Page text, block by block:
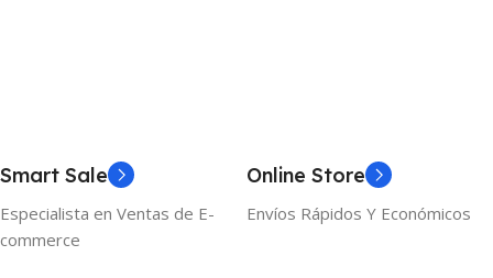
Smart Sale
Especialista en Ventas de E-
commerce
Online Store
Envíos Rápidos Y Económicos